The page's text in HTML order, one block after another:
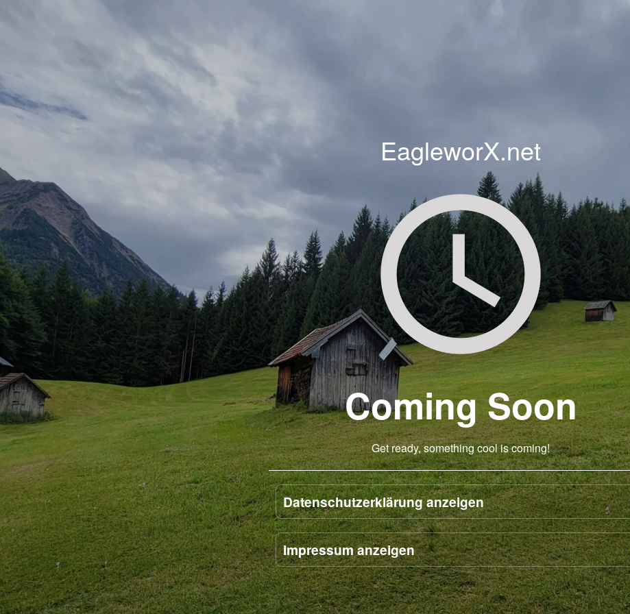
EagleworX.net
Coming Soon
Get ready, something cool is coming!
Datenschutzerklärung anzeigen
Impressum anzeigen